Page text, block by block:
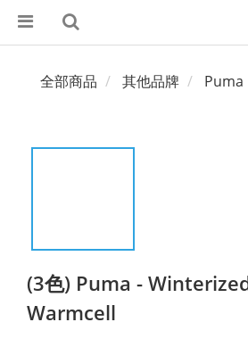
全部商品 其他品牌 Puma
(3色) Puma -
Warmcell